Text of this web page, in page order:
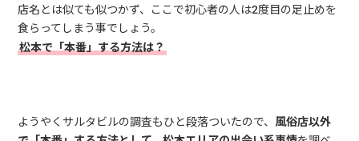
店名とは似ても似つかず、ここで初心者の人は2度目の足止めを
食らってしまう事でしょう。
松本で「本番」する方法は？
ようやくサルタビルの調査もひと段落ついたので、 風俗店以外